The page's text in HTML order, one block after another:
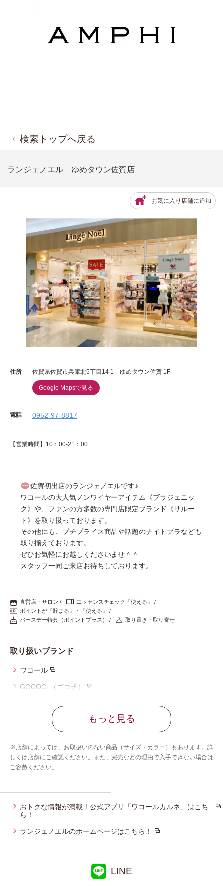
検索トップへ戻る
ランジェノエル ゆめタウン佐賀店
お気に入り店舗に追加
住所 佐賀県佐賀市兵庫北5丁目14-1 ゆめタウン佐賀 1F
Google Mapsで見る
電話 0952-97-8817
【営業時間】10：00-21：00
佐賀初出店のランジェノエルです♪
ワコールの大人気ノンワイヤーアイテム《ブラジェニッ
ク》や、ファンの方多数の専門店限定ブランド《サルー
ト》を取り扱っております。
その他にも、プチプライス商品や話題のナイトブラなども
取り揃えております。
ぜひお気軽にお越しくださいませ＾＾
スタッフ一同ご来店お待ちしております。
直営店・サロン
エッセンスチェック『使える』
ポイントが『貯まる』・『使える』
バースデー特典（ポイントプラス）
取り置き・取り寄せ
取り扱いブランド
ワコール
GOCOCi （ゴコチ）
もっと見る
※店舗によっては、お取扱いのない商品（サイズ・カラー）もあります。詳
しくは店舗にご確認ください。また、完売などの理由で入手できない場合は
ご容赦ください。
おトクな情報が満載！公式アプリ「ワコールカルネ」はこち
ら！
ランジェノエルのホームページはこちら！
LINE